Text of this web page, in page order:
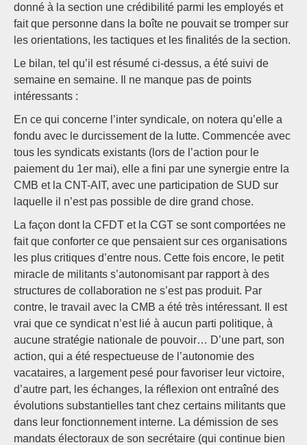
donné à la section une crédibilité parmi les employés et
fait que personne dans la boîte ne pouvait se tromper sur
les orientations, les tactiques et les finalités de la section.
Le bilan, tel qu’il est résumé ci-dessus, a été suivi de
semaine en semaine. Il ne manque pas de points
intéressants :
En ce qui concerne l’inter syndicale, on notera qu’elle a
fondu avec le durcissement de la lutte. Commencée avec
tous les syndicats existants (lors de l’action pour le
paiement du 1er mai), elle a fini par une synergie entre la
CMB et la CNT-AIT, avec une participation de SUD sur
laquelle il n’est pas possible de dire grand chose.
La façon dont la CFDT et la CGT se sont comportées ne
fait que conforter ce que pensaient sur ces organisations
les plus critiques d’entre nous. Cette fois encore, le petit
miracle de militants s’autonomisant par rapport à des
structures de collaboration ne s’est pas produit. Par
contre, le travail avec la CMB a été très intéressant. Il est
vrai que ce syndicat n’est lié à aucun parti politique, à
aucune stratégie nationale de pouvoir… D’une part, son
action, qui a été respectueuse de l’autonomie des
vacataires, a largement pesé pour favoriser leur victoire,
d’autre part, les échanges, la réflexion ont entraîné des
évolutions substantielles tant chez certains militants que
dans leur fonctionnement interne. La démission de ses
mandats électoraux de son secrétaire (qui continue bien